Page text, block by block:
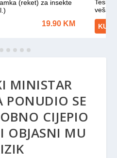
MINISTAR
PONUDIO SE
CIJEPIO
OBJASNI MU